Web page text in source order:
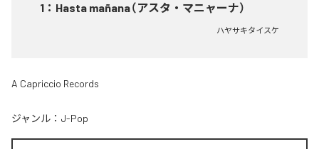
1 ： Hasta mañana（アスタ・マニャーナ）
ハヤサキタイスケ
A Capriccio Records
ジャンル： J-Pop